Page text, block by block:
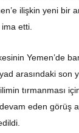
ilişkin yeni bir
ima etti.
Yemen’de
arasındaki son
tırmanması
eden görüş